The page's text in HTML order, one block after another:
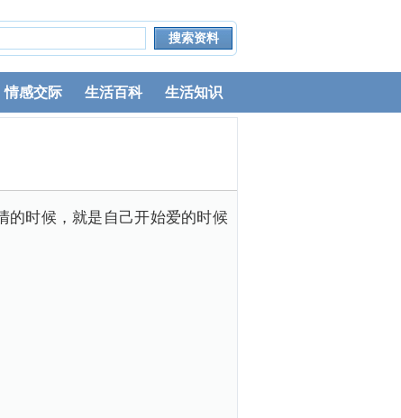
情感交际 生活百科 生活知识
的时候，就是自己开始爱的时候